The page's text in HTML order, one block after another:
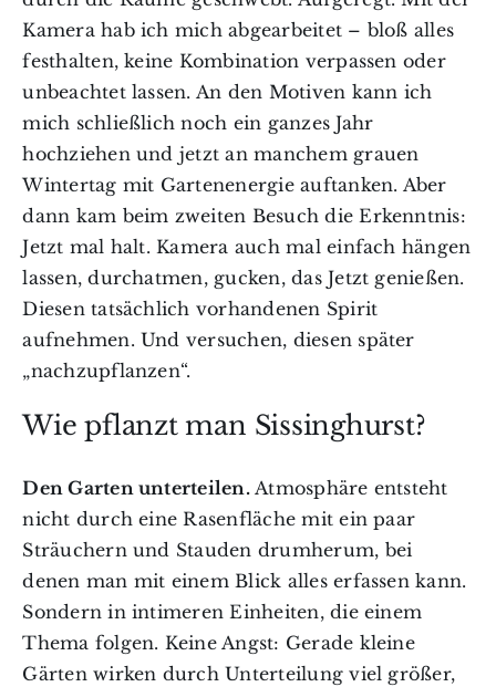
Kamera hab ich mich abgearbeitet – bloß alles
festhalten, keine Kombination verpassen oder
unbeachtet lassen. An den Motiven kann ich
mich schließlich noch ein ganzes Jahr
hochziehen und jetzt an manchem grauen
Wintertag mit Gartenenergie auftanken. Aber
dann kam beim zweiten Besuch die Erkenntnis:
Jetzt mal halt. Kamera auch mal einfach hängen
lassen, durchatmen, gucken, das Jetzt genießen.
Diesen tatsächlich vorhandenen Spirit
aufnehmen. Und versuchen, diesen später
„nachzupflanzen“.
Wie pflanzt man Sissinghurst?
Den Garten unterteilen.Atmosphäre entsteht
nicht durch eine Rasenfläche mit ein paar
Sträuchern und Stauden drumherum, bei
denen man mit einem Blick alles erfassen kann.
Sondern in intimeren Einheiten, die einem
Thema folgen. Keine Angst: Gerade kleine
Gärten wirken durch Unterteilung viel größer,